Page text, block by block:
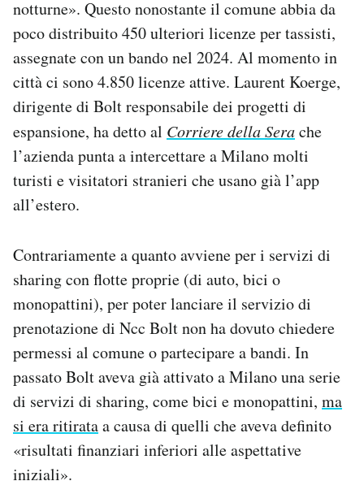
notturne». Questo nonostante il comune abbia da
poco distribuito 450 ulteriori licenze per tassisti,
assegnate con un bando nel 2024. Al momento in
città ci sono 4.850 licenze attive. Laurent Koerge,
dirigente di Bolt responsabile dei progetti di
espansione, ha detto al Corriere della Serache
l’azienda punta a intercettare a Milano molti
turisti e visitatori stranieri che usano già l’app
all’estero.
Contrariamente a quanto avviene per i servizi di
sharing con flotte proprie (di auto, bici o
monopattini), per poter lanciare il servizio di
prenotazione di Ncc Bolt non ha dovuto chiedere
permessi al comune o partecipare a bandi. In
passato Bolt aveva già attivato a Milano una serie
di servizi di sharing, come bici e monopattini, ma
si era ritirataa causa di quelli che aveva definito
«risultati finanziari inferiori alle aspettative
iniziali».